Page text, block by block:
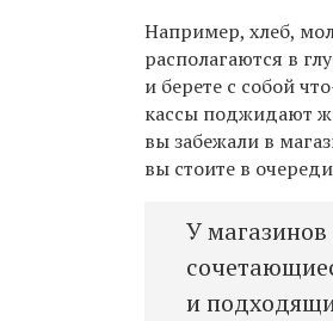
Например, хлеб,
располагаются в
и берете с собой
кассы поджидают
вы забежали в
вы стоите в
У
и